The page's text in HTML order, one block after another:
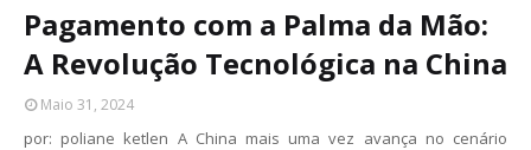
Pagamento com a Palma da Mão:
A Revolução Tecnológica na China
Maio 31, 2024
por: poliane ketlen A China mais uma vez avança no cenário